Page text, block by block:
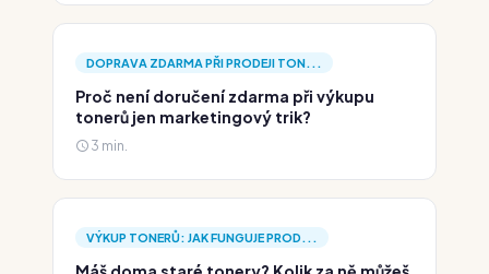
DOPRAVA ZDARMA PŘI PRODEJI TON...
Proč není doručení zdarma při výkupu
tonerů jen marketingový trik?
3 min.
VÝKUP TONERŮ: JAK FUNGUJE PROD...